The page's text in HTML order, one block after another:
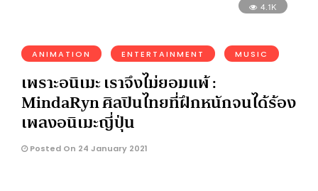
4.1K
ANIMATION ENTERTAINMENT MUSIC
เพราะอนิเมะ เราจึงไม่ยอมแพ้ :
MindaRyn ศิลปินไทยที่ฝึกหนักจนได้ร้อง
เพลงอนิเมะญี่ปุ่น
Posted On 24 January 2021